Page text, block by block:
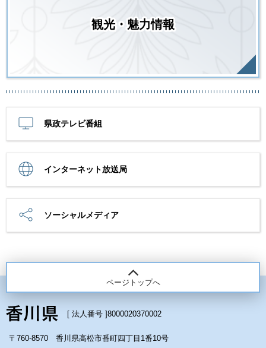
観光・魅力情報
県政テレビ番組
インターネット放送局
ソーシャルメディア
ページトップへ
[ 法人番号 ]8000020370002
〒760-8570 香川県高松市番町四丁目1番10号